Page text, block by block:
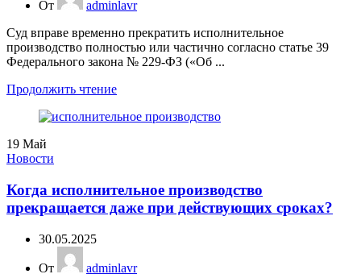
От
adminlavr
Суд вправе временно прекратить исполнительное
производство полностью или частично согласно статье 39
Федерального закона № 229-ФЗ («Об ...
Продолжить чтение
19 Май
Новости
Когда исполнительное производство
прекращается даже при действующих сроках?
30.05.2025
От adminlavr